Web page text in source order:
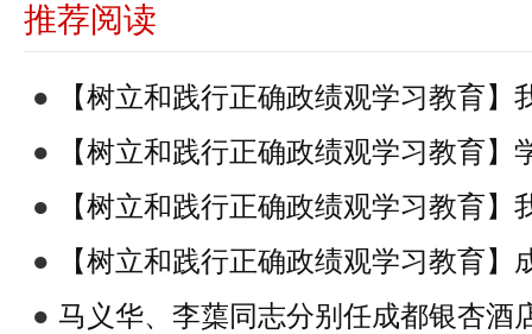
推荐阅读
●
【树立和践行正确政绩观学习教育
绩观学习教育工作推进会
●
【树立和践行正确政绩观学习教育
绩观学习教育及安全稳定工作推进会
●
【树立和践行正确政绩观学习教育
绩观学习教育读书班开班式
●
【树立和践行正确政绩观学习教育
树立和践行正确政绩观学习教育部署启
● 马义华、李蕖同志分别任成都银杏酒